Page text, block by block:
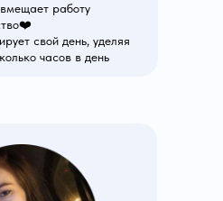
работу
свой день, уделяя
часов в день